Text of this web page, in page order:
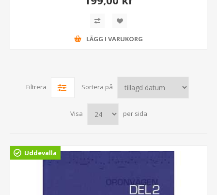
LÄGG I VARUKORG
Filtrera Sortera på
Visa per sida
Uddevalla